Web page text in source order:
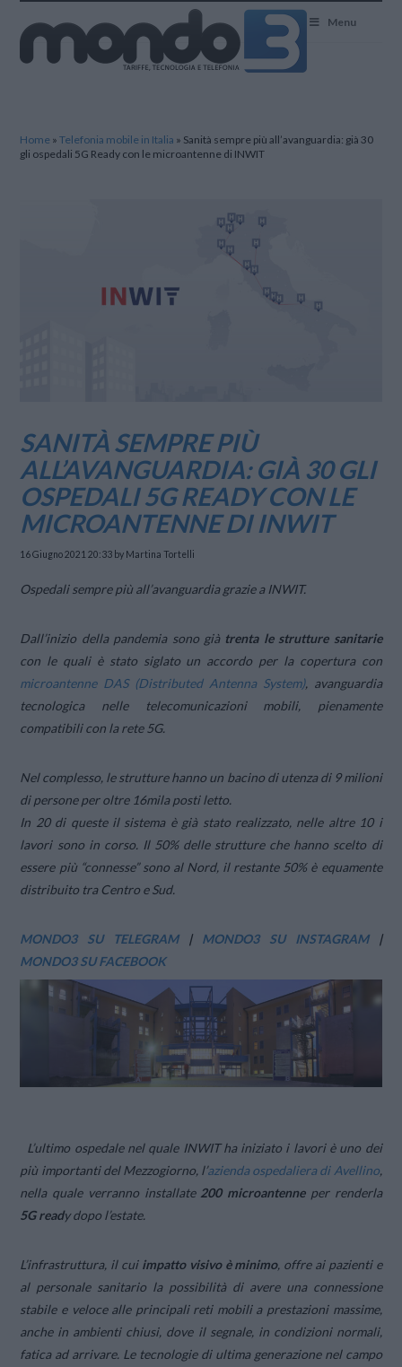
Menu
Home »Telefonia mobile in Italia » Sanità sempre più all’avanguardia: già 30
gli ospedali 5G Ready con le microantenne di INWIT
SANITÀ SEMPRE PIÙ
ALL’AVANGUARDIA: GIÀ 30 GLI
OSPEDALI 5G READY CON LE
MICROANTENNE DI INWIT
16 Giugno 2021 20:33 by Martina Tortelli
Ospedali sempre più all’avanguardia grazie a INWIT.
Dall’inizio della pandemia sono giàtrenta le strutture sanitarie
con le quali è stato siglato un accordo per la copertura con
microantenne DAS (Distributed Antenna System), avanguardia
tecnologica nelle telecomunicazioni mobili, pienamente
compatibili con la rete 5G.
Nel complesso, le strutture hanno un bacino di utenza di 9 milioni
di persone per oltre 16mila posti letto.
In 20 di queste il sistema è già stato realizzato, nelle altre 10 i
lavori sono in corso. Il 50% delle strutture che hanno scelto di
essere più “connesse” sono al Nord, il restante 50% è equamente
distribuito tra Centro e Sud.
MONDO3 SU TELEGRAM| MONDO3 SU INSTAGRAM|
MONDO3 SU FACEBOOK
L’ultimo ospedale nel quale INWIT ha iniziato i lavori è uno dei
più importanti del Mezzogiorno, l’azienda ospedaliera di Avellino,
nella quale verranno installate 200 microantenneper renderla
5G ready dopo l’estate.
L’infrastruttura, il cui impatto visivo è minimo, offre ai pazienti e
al personale sanitario la possibilità di avere una connessione
stabile e veloce alle principali reti mobili a prestazioni massime,
anche in ambienti chiusi, dove il segnale, in condizioni normali,
fatica ad arrivare. Le tecnologie di ultima generazione nel campo